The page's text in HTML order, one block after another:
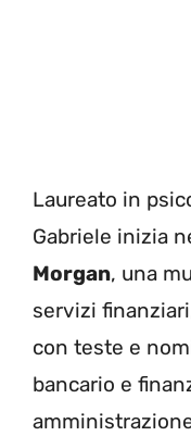
Laureato in
Gabriele inizia
Morgan, una
servizi
con teste e
bancario e